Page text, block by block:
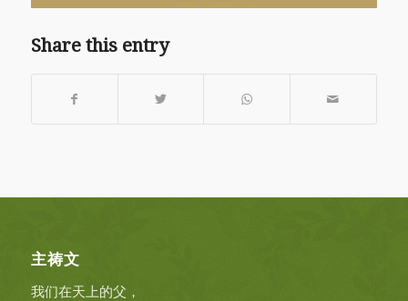
Share this entry
主祷文
我们在天上的父，